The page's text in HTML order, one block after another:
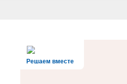
Решаем вместе